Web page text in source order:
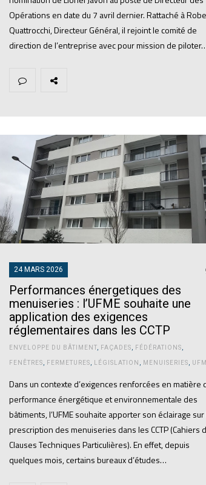
Opérations en date du 7 avril dernier. Rattaché à
Quattrocchi, Directeur Général, il rejoint le comité de
direction de l’entreprise avec pour mission de
24 MARS 2026
Performances énergetiques des
menuiseries : l’UFME souhaite une
application des exigences
réglementaires dans les CCTP
ENVELOPPE DU BÂTIMENT, FAÇADES FÉDÉRATIONS
FENÊTRES FERMETURES LÉGISLATION MENUISERIES
Dans un contexte d’exigences renforcées en matière
performance énergétique et environnementale des
bâtiments, l’UFME souhaite apporter son éclairage sur
prescription des menuiseries dans les CCTP (Cahiers
Clauses Techniques Particulières). En effet, depuis
quelques mois, certains bureaux d’études…